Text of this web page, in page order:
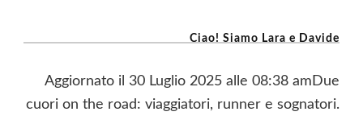
Ciao! Siamo Lara e Davide
Aggiornato il 30 Luglio 2025 alle 08:38 amDue
cuori on the road: viaggiatori, runner e sognatori.